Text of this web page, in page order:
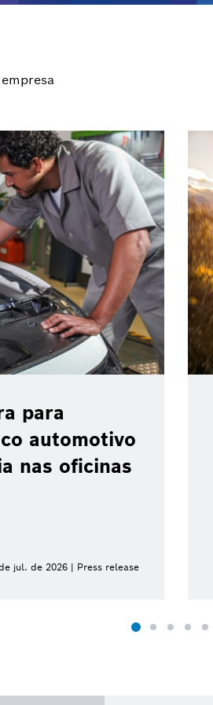
10 para
da
jul. de 2026 | Press release